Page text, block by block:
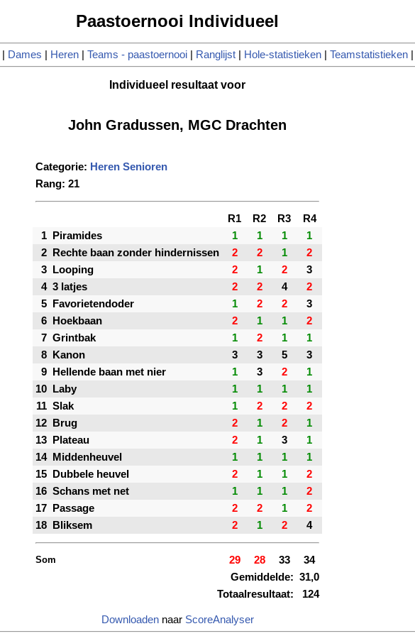
Paastoernooi Individueel
Dames Heren Teams - paastoernooi Ranglijst Hole-statistieken Teamstatistieken
Individueel resultaat voor
John Gradussen, MGC Drachten
Categorie: Heren Senioren
Rang: 21
R1 R2 R3
R4
1
Piramides 1 1 1
1
2
Rechte baan zonder hindernissen 2 2 1
2
3
Looping 2 1 2
3
4 3 latjes 2 2 4
2
5
Favorietendoder 1 2 2
3
6
Hoekbaan 2 1 1
2
7 Grintbak 1 2 1
1
8
Kanon 3 3 5
3
9
Hellende baan met nier 1 3 2
1
10
Laby 1 1 1
1
11 Slak 1 2 2
2
12
Brug 2 1 2
1
13
Plateau 2 1 3
1
14
Middenheuvel 1 1 1
1
15
Dubbele heuvel 2 1 1
2
16 Schans met net 1 1 1
2
17
Passage 2 2 1
2
18
Bliksem 2 1 2 4
Som 29 28 33
34
Gemiddelde: 31,0
Totaalresultaat:
124
Downloadennaar ScoreAnalyser